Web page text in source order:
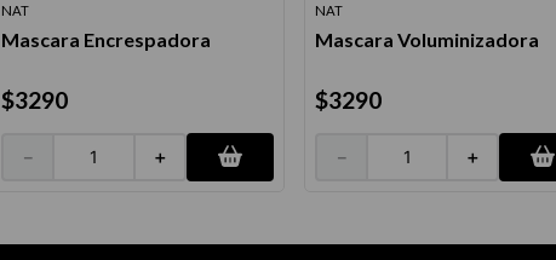
NAT
Mascara Encrespadora
$3290
＋
－
NAT
Mascara Voluminizadora
$3290
＋
－